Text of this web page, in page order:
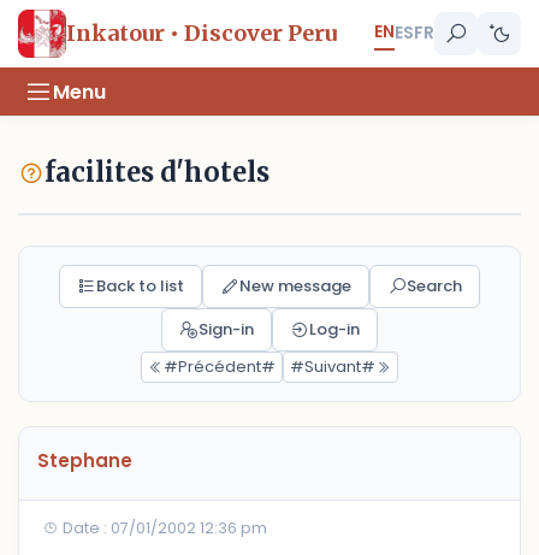
Inkatour • Discover Peru ENESFR
Menu
facilites d'hotels
Back to list New message
Search
Sign-in
Log-in
#Précédent#
#Suivant#
Stephane
Date : 07/01/2002 12:36 pm